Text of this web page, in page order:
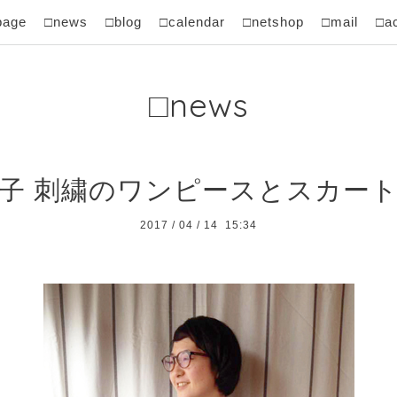
□news □blog □calendar □netshop □mail
□news
刺繍のワンピースとスカー
2017 / 04 / 14 15:34